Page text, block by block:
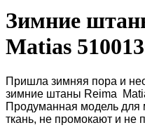
Зимние
Matias
Пришла зимняя пора и
зимние штаны Reima
Продуманная модель для
ткань, не промокают и не